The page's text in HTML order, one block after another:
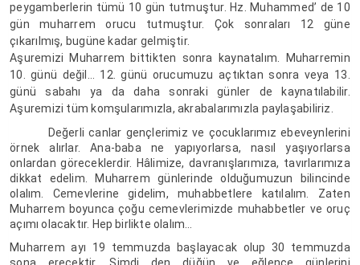
peygamberlerin tümü 10 gün tutmuştur. Hz. Muhammed’ de 10
gün muharrem orucu tutmuştur. Çok sonraları 12 güne
çıkarılmış, bugüne kadar gelmiştir.
Aşuremizi Muharrem bittikten sonra kaynatalım. Muharremin
10. günü değil… 12. günü orucumuzu açtıktan sonra veya 13.
günü sabahı ya da daha sonraki günler de kaynatılabilir.
Aşuremizi tüm komşularımızla, akrabalarımızla paylaşabiliriz.
Değerli canlar gençlerimiz ve çocuklarımız ebeveynlerini
örnek alırlar. Ana-baba ne yapıyorlarsa, nasıl yaşıyorlarsa
onlardan göreceklerdir. Hâlimize, davranışlarımıza, tavırlarımıza
dikkat edelim. Muharrem günlerinde olduğumuzun bilincinde
olalım. Cemevlerine gidelim, muhabbetlere katılalım. Zaten
Muharrem boyunca çoğu cemevlerimizde muhabbetler ve oruç
açımı olacaktır. Hep birlikte olalım…
Muharrem ayı 19 temmuzda başlayacak olup 30 temmuzda